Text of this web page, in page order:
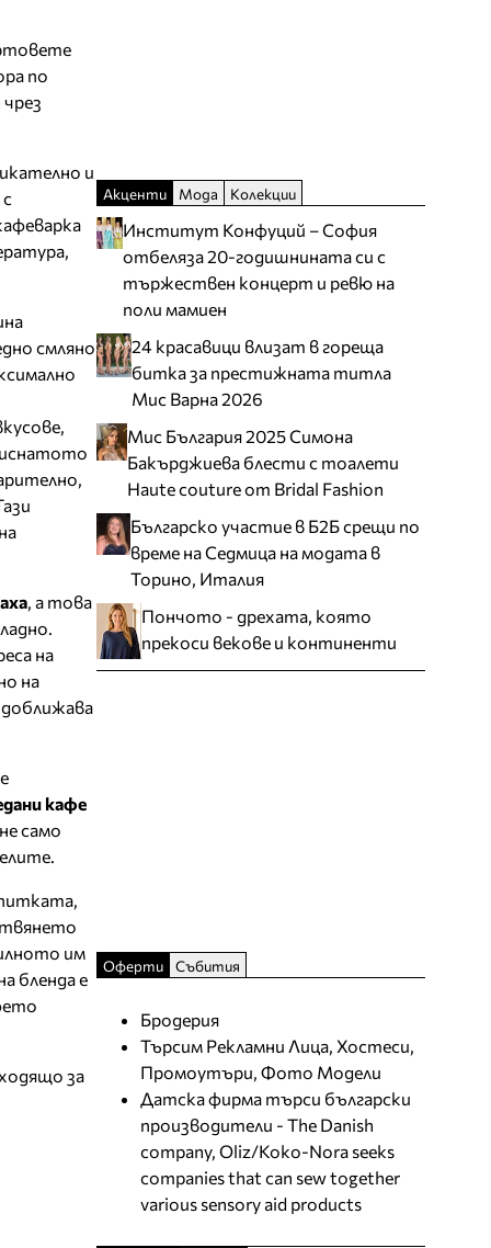
по
и
смляно
, а това
на
на
кафе
само
им
бленда е
за
Акценти Мода Колекции
Институт Конфуций – София
отбеляза 20-годишнината си с
тържествен концерт и ревю на
поли мамиен
24 красавици влизат в гореща
битка за престижната титла
Мис Варна 2026
Мис България 2025 Симона
Бакърджиева блести с тоалети
Haute couture от Bridal Fashion
Българско участие в Б2Б срещи по
време на Седмица на модата в
Торино, Италия
Пончото - дрехата, която
прекоси векове и континенти
Оферти Събития
Бродерия
Търсим Рекламни Лица, Хостеси,
Промоутъри, Фото Модели
Датска фирма търси български
производители - The Danish
company, Oliz/Koko-Nora seeks
companies that can sew together
various sensory aid products